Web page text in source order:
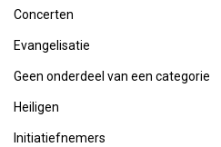
Concerten
Evangelisatie
Geen onderdeel van een categorie
Heiligen
Initiatiefnemers